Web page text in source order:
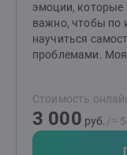
эмоции, которые
важно, чтобы по
научиться
проблемами.
работы вам
консультациях.
16 лет (с
не верит в
Стоимость
3 000 руб. /≈